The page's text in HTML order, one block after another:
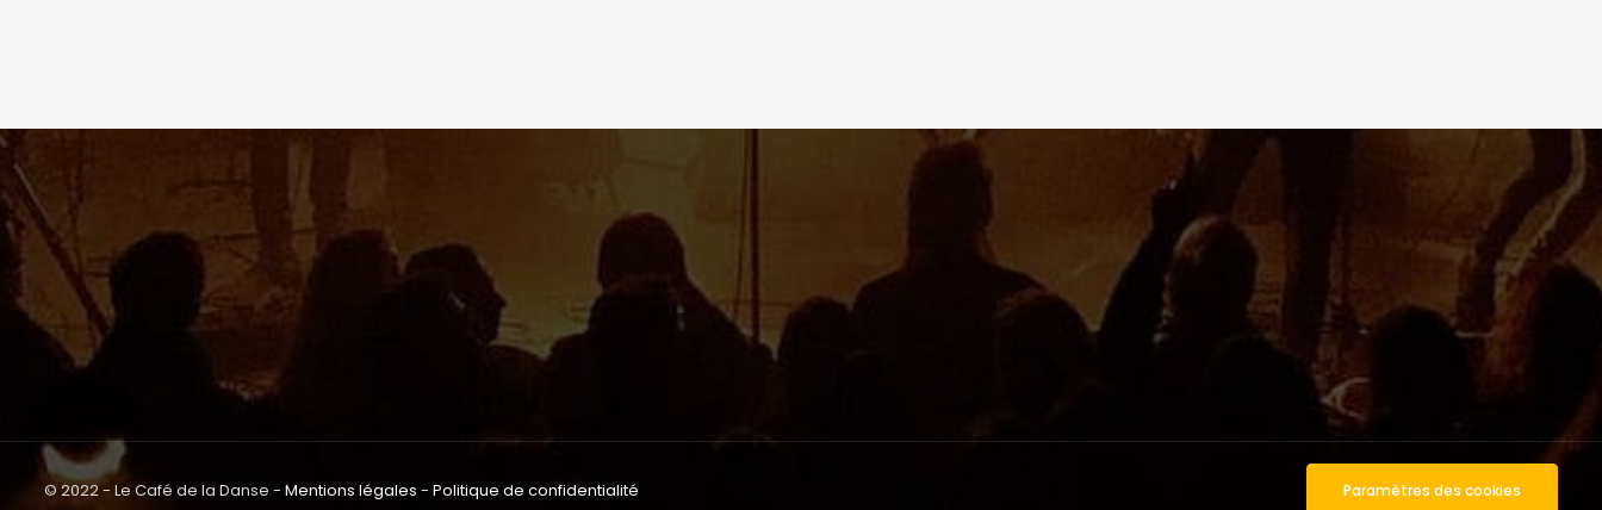
© 2022 - Le Café de la Danse - Mentions légales - Politique de confidentialité Paramètres des cookies